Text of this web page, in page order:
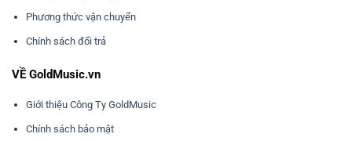
Phương thức vận chuyển
Chính sách đổi trả
VỀ GoldMusic.vn
Giới thiệu Công Ty GoldMusic
Chính sách bảo mật